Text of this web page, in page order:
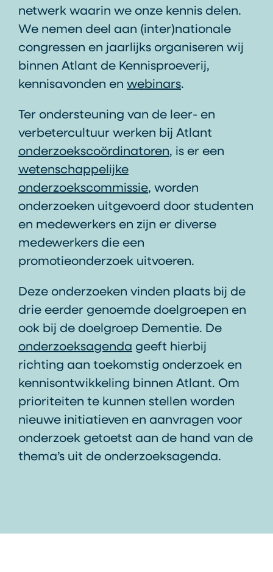
netwerk waarin we onze kennis delen.
We nemen deel aan (inter)nationale
congressen en jaarlijks organiseren wij
binnen Atlant de Kennisproeverij,
kennisavonden en webinars.
Ter ondersteuning van de leer- en
verbetercultuur werken bij Atlant
onderzoekscoördinatoren, is er een
wetenschappelijke
onderzoekscommissie, worden
onderzoeken uitgevoerd door studenten
en medewerkers en zijn er diverse
medewerkers die een
promotieonderzoek uitvoeren.
Deze onderzoeken vinden plaats bij de
drie eerder genoemde doelgroepen en
ook bij de doelgroep Dementie. De
onderzoeksagenda geeft hierbij
richting aan toekomstig onderzoek en
kennisontwikkeling binnen Atlant. Om
prioriteiten te kunnen stellen worden
nieuwe initiatieven en aanvragen voor
onderzoek getoetst aan de hand van de
thema’s uit de onderzoeksagenda.